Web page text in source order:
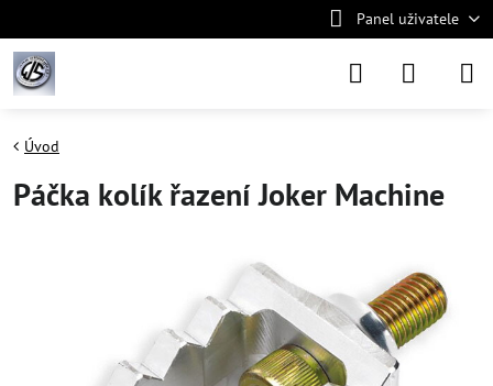
Panel uživatele
Úvod
Páčka kolík řazení Joker Machine